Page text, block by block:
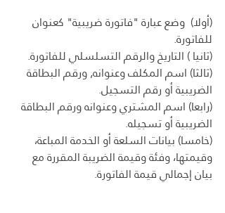
(أولا)  وضع عبارة "فاتورة ضريبية" كعنوان
للفاتورة.
(ثانيا ) التاريخ والرقم التسلسلي للفاتورة.
(ثالثا) اسم المكلف وعنوانه, ورقم البطاقة
الضريبية أو رقم التسجيل.
(رابعا) اسم المشتري وعنوانه ورقم البطاقة
الضريبية أو تسجيله.
(خامسا) بيانات السلعة أو الخدمة المباعة،
وقيمتها، وفئة وقيمة الضريبة المقررة مع
بيان إجمالي قيمة الفاتورة.